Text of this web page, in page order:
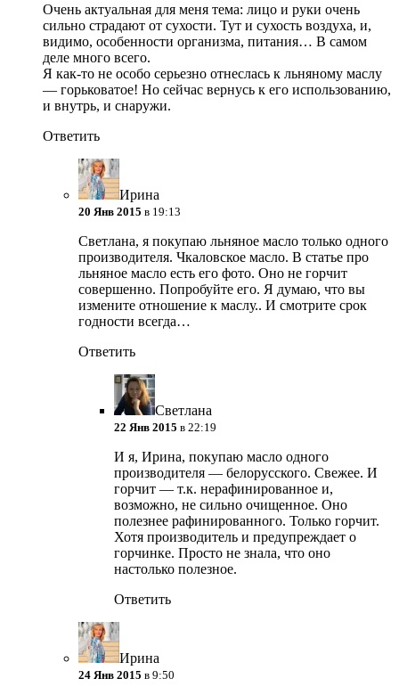
Очень актуальная для меня тема: лицо и руки очень
сильно страдают от сухости. Тут и сухость воздуха, и,
видимо, особенности организма, питания… В самом
деле много всего.
Я как-то не особо серьезно отнеслась к льняному маслу
— горьковатое! Но сейчас вернусь к его использованию,
и внутрь, и снаружи.
Ответить
Ирина
20 Янв 2015 в 19:13
Светлана, я покупаю льняное масло только одного
производителя. Чкаловское масло. В статье про
льняное масло есть его фото. Оно не горчит
совершенно. Попробуйте его. Я думаю, что вы
измените отношение к маслу.. И смотрите срок
годности всегда…
Ответить
Светлана
22 Янв 2015 в 22:19
И я, Ирина, покупаю масло одного
производителя — белорусского. Свежее. И
горчит — т.к. нерафинированное и,
возможно, не сильно очищенное. Оно
полезнее рафинированного. Только горчит.
Хотя производитель и предупреждает о
горчинке. Просто не знала, что оно
настолько полезное.
Ответить
Ирина
24 Янв 2015 в 9:50